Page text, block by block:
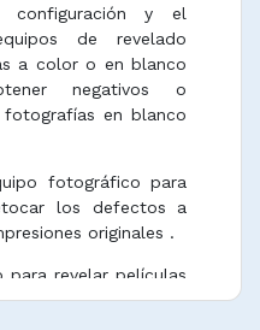
y el
de revelado
a color o en blanco
negativos o
en blanco
fotográfico para
los defectos a
originales .
para revelar películas
seguir las distintas